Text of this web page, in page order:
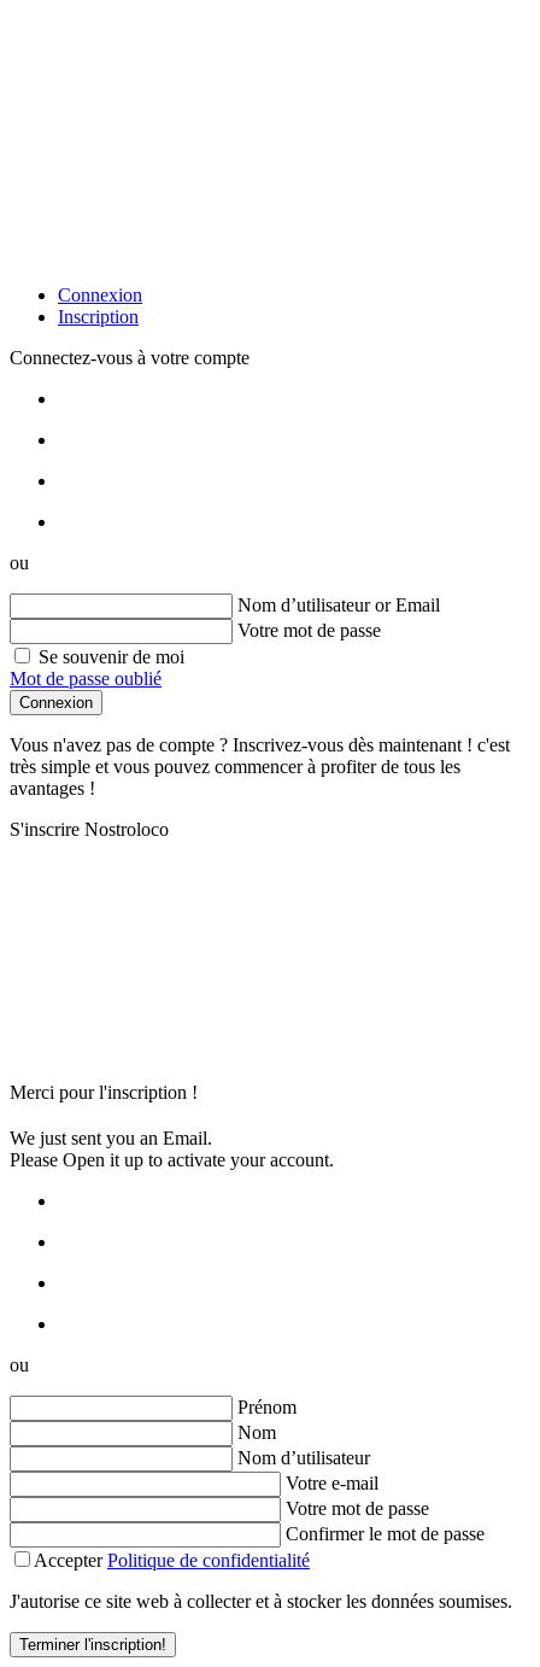
Connexion
Inscription
Connectez-vous à votre compte
ou
Nom d’utilisateur or Email
Votre mot de passe
Se souvenir de moi
Mot de passe oublié
Connexion
Vous n'avez pas de compte ? Inscrivez-vous dès maintenant ! c'est
très simple et vous pouvez commencer à profiter de tous les
avantages !
S'inscrire Nostroloco
Merci pour l'inscription !
We just sent you an Email.
Please Open it up to activate your account.
ou
Prénom
Nom
Nom d’utilisateur
Votre e-mail
Votre mot de passe
Confirmer le mot de passe
AccepterPolitique de confidentialité
J'autorise ce site web à collecter et à stocker les données soumises.
Terminer l'inscription!